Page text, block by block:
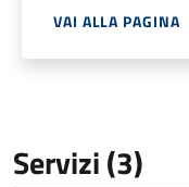
VAI ALLA PAGINA
Servizi (3)